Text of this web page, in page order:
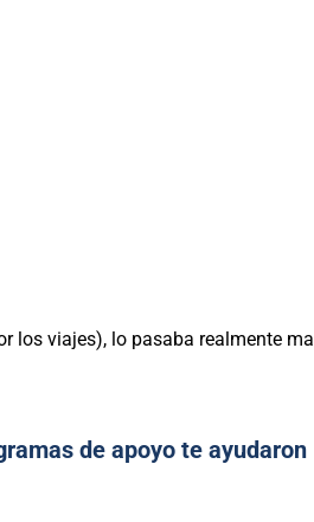
los viajes), lo pasaba realmente mal
de apoyo te ayudaron